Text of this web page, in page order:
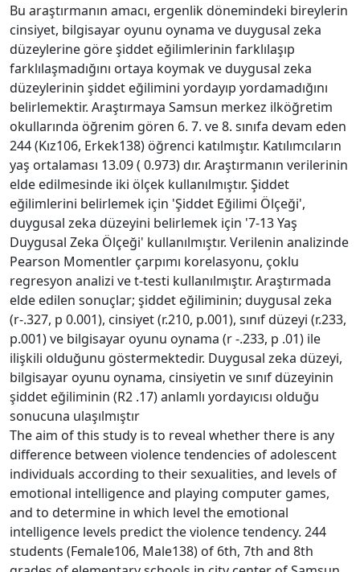
Bu araştırmanın amacı, ergenlik dönemindeki bireylerin
cinsiyet, bilgisayar oyunu oynama ve duygusal zeka
düzeylerine göre şiddet eğilimlerinin farklılaşıp
farklılaşmadığını ortaya koymak ve duygusal zeka
düzeylerinin şiddet eğilimini yordayıp yordamadığını
belirlemektir. Araştırmaya Samsun merkez ilköğretim
okullarında öğrenim gören 6. 7. ve 8. sınıfa devam eden
244 (Kız106, Erkek138) öğrenci katılmıştır. Katılımcıların
yaş ortalaması 13.09 ( 0.973) dır. Araştırmanın verilerinin
elde edilmesinde iki ölçek kullanılmıştır. Şiddet
eğilimlerini belirlemek için 'Şiddet Eğilimi Ölçeği',
duygusal zeka düzeyini belirlemek için '7-13 Yaş
Duygusal Zeka Ölçeği' kullanılmıştır. Verilenin analizinde
Pearson Momentler çarpımı korelasyonu, çoklu
regresyon analizi ve t-testi kullanılmıştır. Araştırmada
elde edilen sonuçlar; şiddet eğiliminin; duygusal zeka
(r-.327, p 0.001), cinsiyet (r.210, p.001), sınıf düzeyi (r.233,
p.001) ve bilgisayar oyunu oynama (r -.233, p .01) ile
ilişkili olduğunu göstermektedir. Duygusal zeka düzeyi,
bilgisayar oyunu oynama, cinsiyetin ve sınıf düzeyinin
şiddet eğiliminin (R2 .17) anlamlı yordayıcısı olduğu
sonucuna ulaşılmıştır
The aim of this study is to reveal whether there is any
difference between violence tendencies of adolescent
individuals according to their sexualities, and levels of
emotional intelligence and playing computer games,
and to determine in which level the emotional
intelligence levels predict the violence tendency. 244
students (Female106, Male138) of 6th, 7th and 8th